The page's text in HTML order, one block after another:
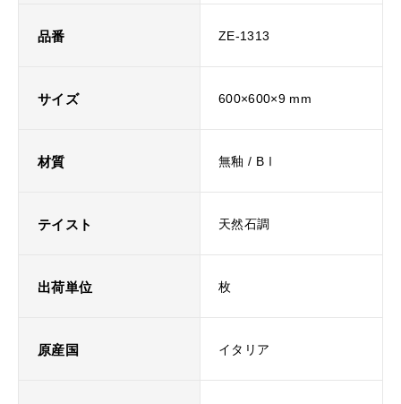
品番 ZE-1313
サイズ 600×600×9 mm
材質 無釉 / BⅠ
テイスト 天然石調
出荷単位 枚
原産国 イタリア